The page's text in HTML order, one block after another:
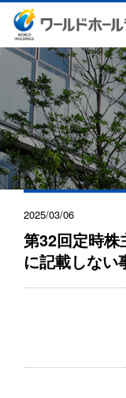
2025/03/06
第32回定時
に記載しない